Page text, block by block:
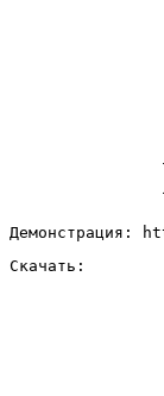
Демонстрация:
Скачать: